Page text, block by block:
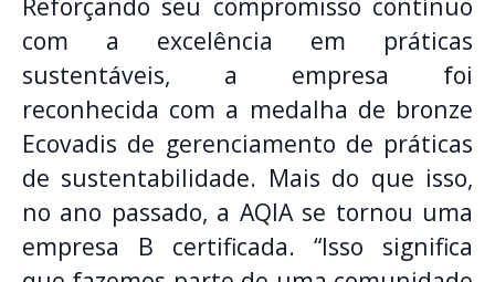
Reforçando seu compromisso contínuo
com a excelência em práticas
sustentáveis, a empresa foi
reconhecida com a medalha de bronze
Ecovadis de gerenciamento de práticas
de sustentabilidade. Mais do que isso,
no ano passado, a AQIA se tornou uma
empresa B certificada. “Isso significa